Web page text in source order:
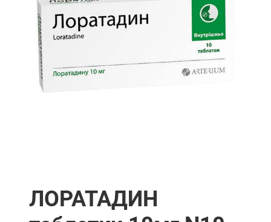
ЛОРАТАДИН